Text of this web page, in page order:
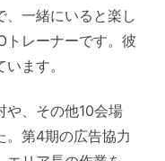
、一緒にいると楽し
トレーナーです。彼
ます。
や、その他10会場
。第4期の広告協力